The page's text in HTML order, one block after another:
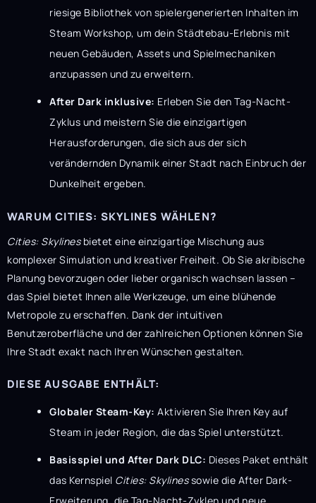
riesige Bibliothek von spielergenerierten Inhalten im
Steam Workshop, um dein Städtebau-Erlebnis mit
neuen Gebäuden, Assets und Spielmechaniken
anzupassen und zu erweitern.
After Dark inklusive: Erleben Sie den Tag-Nacht-
Zyklus und meistern Sie die einzigartigen
Herausforderungen, die sich aus der sich
verändernden Dynamik einer Stadt nach Einbruch der
Dunkelheit ergeben.
WARUM CITIES: SKYLINES WÄHLEN?
Cities: Skylinesbietet eine einzigartige Mischung aus
komplexer Simulation und kreativer Freiheit. Ob Sie akribische
Planung bevorzugen oder lieber organisch wachsen lassen –
das Spiel bietet Ihnen alle Werkzeuge, um eine blühende
Metropole zu erschaffen. Dank der intuitiven
Benutzeroberfläche und der zahlreichen Optionen können Sie
Ihre Stadt exakt nach Ihren Wünschen gestalten.
DIESE AUSGABE ENTHÄLT:
Globaler Steam-Key: Aktivieren Sie Ihren Key auf
Steam in jeder Region, die das Spiel unterstützt.
Basisspiel und After Dark DLC: Dieses Paket enthält
das Kernspiel Cities: Skylinessowie die After Dark-